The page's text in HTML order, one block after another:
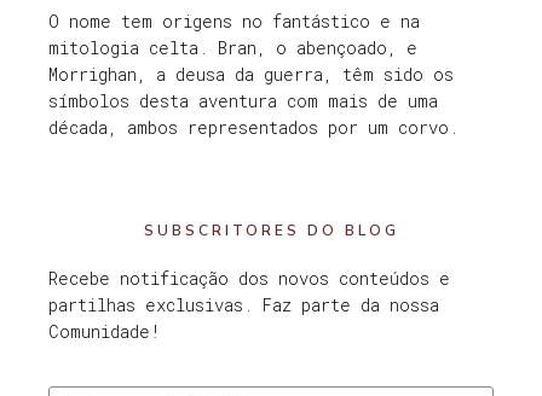
O nome tem origens no fantástico e na
mitologia celta. Bran, o abençoado, e
Morrighan, a deusa da guerra, têm sido os
símbolos desta aventura com mais de uma
década, ambos representados por um corvo.
SUBSCRITORES DO BLOG
Recebe notificação dos novos conteúdos e
partilhas exclusivas. Faz parte da nossa
Comunidade!